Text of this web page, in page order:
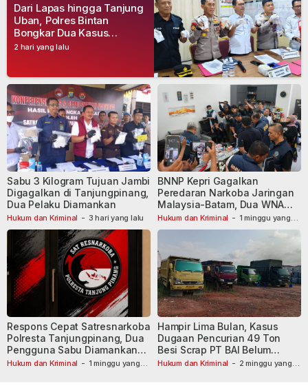
2 hari yang lalu
Dari Lapas hingga Tanjung
Uban, Polres Bintan
Bongkar Dua Kasus
Narkoba, Empat Tersangka
Hukum dan Kriminal - 3 hari yang lalu
Sabu 3 Kilogram Tujuan Jambi
Digagalkan di Tanjungpinang,
Dua Pelaku Diamankan
Hukum dan Kriminal - 1 minggu yang
BNNP Kepri Gagalkan
Peredaran Narkoba Jaringan
Malaysia-Batam, Dua WNA
Masih Diburu
Hukum dan Kriminal - 1 minggu yang
Respons Cepat Satresnarkoba
Polresta Tanjungpinang, Dua
Pengguna Sabu Diamankan
Usai Dilaporkan ke Call Center
Hukum dan Kriminal - 2 minggu yang
Hampir Lima Bulan, Kasus
Dugaan Pencurian 49 Ton
Besi Scrap PT BAI Belum
Tetapkan Tersangka